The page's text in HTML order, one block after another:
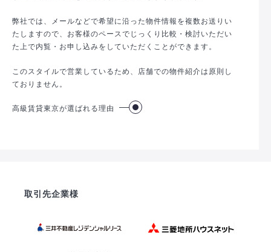
弊社では、メールなどで希望に沿った物件情報を複数お送りい
たしますので、お客様のペースでじっくり比較・検討いただい
た上で内覧・お申し込みをしていただくことができます。
このスタイルで営業しているため、店舗での物件紹介は原則し
ておりません。
高級賃貸東京が選ばれる理由
取引先企業様